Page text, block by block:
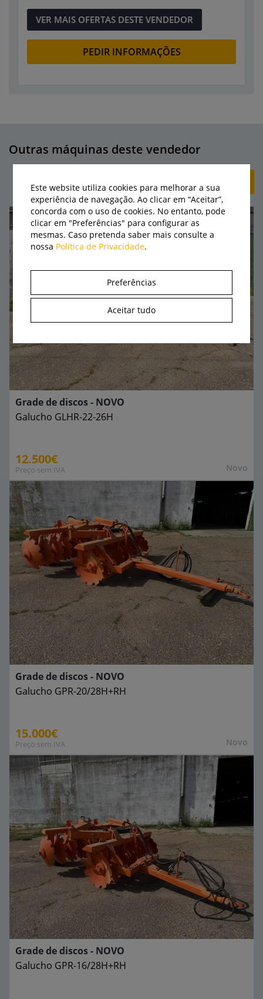
VER MAIS OFERTAS DESTE VENDEDOR
PEDIR INFORMAÇÕES
Outras máquinas deste vendedor
+ CRIAR ANÚNCIO
Novo
Grade de discos - NOVO
Galucho GLHR-22-26H
12.500€
Preço sem IVA
Novo
Grade de discos - NOVO
Galucho GPR-20/28H+RH
15.000€
Preço sem IVA
Grade de discos - NOVO
Galucho GPR-16/28H+RH
Este website utiliza cookies para melhorar a sua
experiência de navegação. Ao clicar em “Aceitar”,
concorda com o uso de cookies. No entanto, pode
clicar em "Preferências" para configurar as
mesmas. Caso pretenda saber mais consulte a
nossa Política de Privacidade.
Preferências
Aceitar tudo